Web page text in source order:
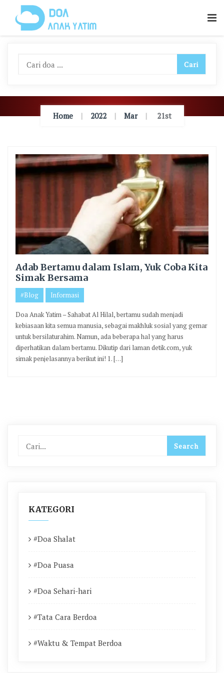
Content
Home 2022 Mar 21st
Adab Bertamu dalam Islam, Yuk Coba Kita
Simak Bersama
#Blog Informasi
Doa Anak Yatim – Sahabat Al Hilal, bertamu sudah menjadi
kebiasaan kita semua manusia, sebagai makhluk sosial yang gemar
untuk bersilaturahim. Namun, ada beberapa hal yang harus
diperhatikan dalam bertamu. Dikutip dari laman detik.com, yuk
simak penjelasannya berikut ini! 1. […]
KATEGORI
#Doa Shalat
#Doa Puasa
#Doa Sehari-hari
#Tata Cara Berdoa
#Waktu & Tempat Berdoa